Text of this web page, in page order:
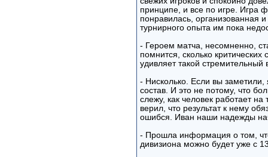
принципе, и все по игре. Игра
понравилась, организованная
турнирного опыта им пока
- Героем матча, несомненно,
помнится, сколько
удивляет такой стремительный
- Нисколько. Если вы заметили,
состав. И это не потому, что
слежу, как человек работает
верил, что результат к нему
ошибся. Иван наши надежды
- Прошла информация о том,
дивизиона можно будет уже с